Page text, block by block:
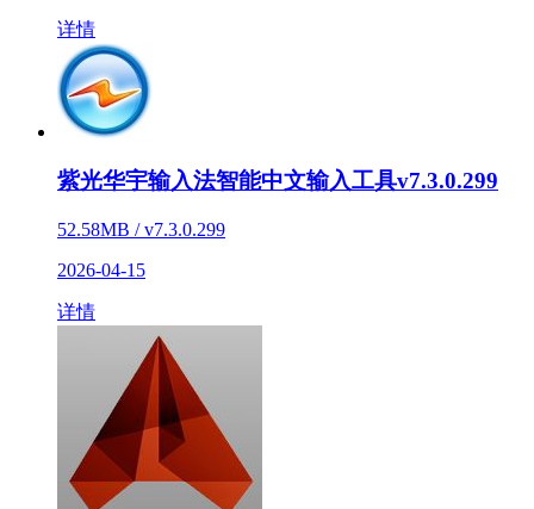
详情
紫光华宇输入法智能中文输入工具v7.3.0.299
52.58MB / v7.3.0.299
2026-04-15
详情